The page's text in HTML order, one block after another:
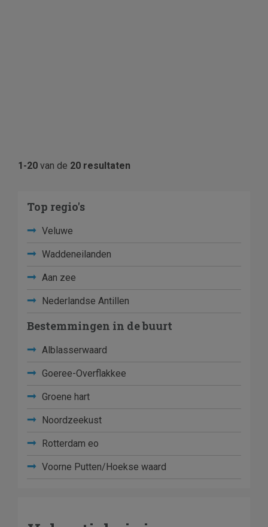
1-20 van de 20 resultaten
Top regio's
Veluwe
Waddeneilanden
Aan zee
Nederlandse Antillen
Bestemmingen in de buurt
Alblasserwaard
Goeree-Overflakkee
Groene hart
Noordzeekust
Rotterdam eo
Voorne Putten/Hoekse waard